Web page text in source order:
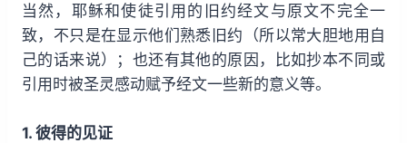
当然，耶稣和使徒引用的旧约经文与原文不完全一
致，不只是在显示他们熟悉旧约（所以常大胆地用自
己的话来说）；也还有其他的原因，比如抄本不同或
引用时被圣灵感动赋予经文一些新的意义等。
1. 彼得的见证